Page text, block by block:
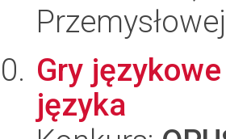
Przemysłowej
Gry
języka